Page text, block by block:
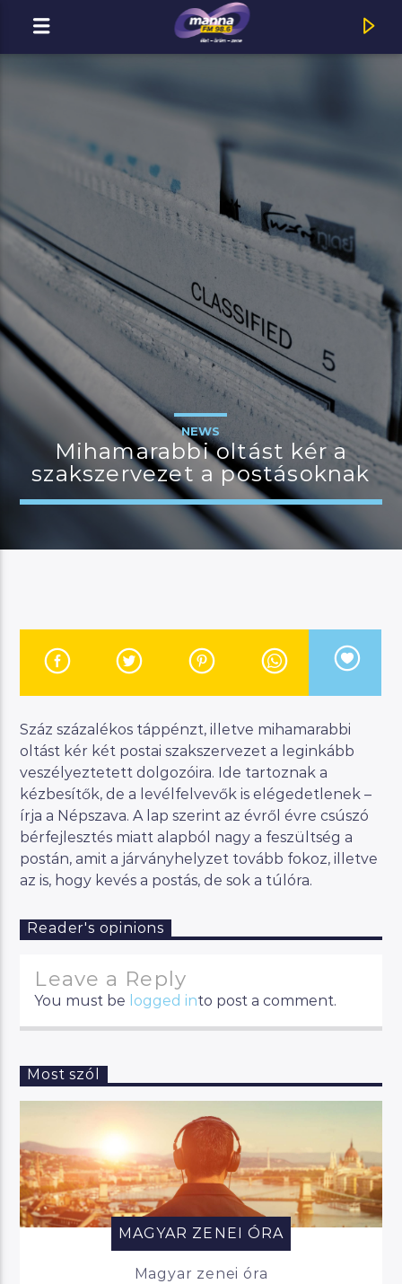
MOST ADÁSBAN
MannaFM
Geszti Péter & Péterfy Bori : Csak te meg én
JELENLEGI MŰSOR
MAGYAR ZENEI ÓRA
Manna FM
NEWS
Mihamarabbi oltást kér a
szakszervezet a postásoknak
Száz százalékos táppénzt, illetve mihamarabbi
oltást kér két postai szakszervezet a leginkább
veszélyeztetett dolgozóira. Ide tartoznak a
kézbesítők, de a levélfelvevők is elégedetlenek –
írja a Népszava. A lap szerint az évről évre csúszó
bérfejlesztés miatt alapból nagy a feszültség a
postán, amit a járványhelyzet tovább fokoz, illetve
az is, hogy kevés a postás, de sok a túlóra.
Reader's opinions
Leave a Reply
You must be logged into post a comment.
Most szól
MAGYAR ZENEI ÓRA
Magyar zenei óra